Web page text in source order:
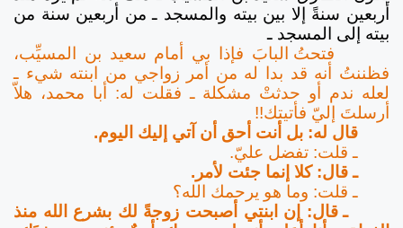
أربعين سنةً إلا بين بيته والمسجد ـ من أربعين سنة من
بيته إلى المسجد ـ
فتحتُ البابَ فإذا بي أمام سعيد بن المسيِّب،
فظننتُ أنه قد بدا له من أمر زواجي من ابنته شيء ـ
لعله ندم أو حدثتْ مشكلة ـ فقلت له: أبا محمد، هلاّ
أرسلتَ إليّ فأتيتك!!
قال له: بل أنت أحق أن آتي إليك اليوم.
ـ قلت: تفضل عليّ.
ـ قال: كلا إنما جئت لأمر.
ـ قلت: وما هو يرحمك الله؟
ـ قال: إن ابنتي أصبحت زوجةً لك بشرع الله منذ